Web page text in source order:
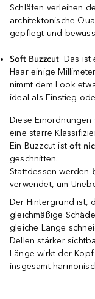
Schläfen verleihen
architektonische
gepflegt und
Soft Buzzcut: Das ist
Haar einige
nimmt dem Look
ideal als Einstieg
Diese
eine starre
Ein Buzzcut istoft
geschnitten.
Stattdessen werden
verwendet, um
Der Hintergrund ist,
gleichmäßige
gleiche Länge
Dellen stärker
Länge wirkt der
insgesamt